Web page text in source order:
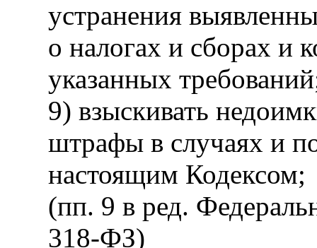
устранения
о налогах и сборах и
указанных
9) взыскивать
штрафы в случаях и
настоящим Кодексом;
(пп. 9 в ред.
318-ФЗ)